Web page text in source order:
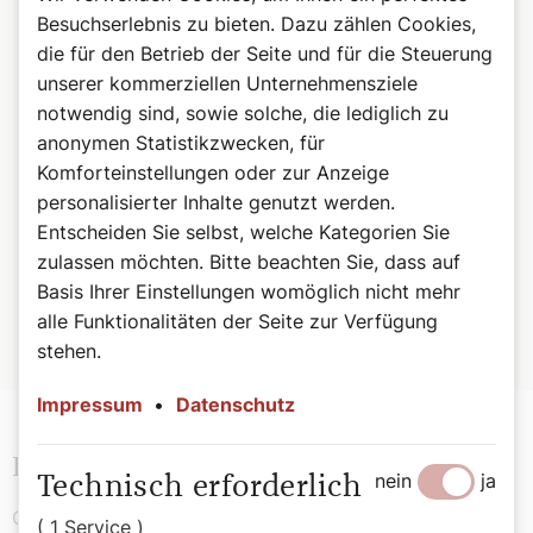
Weltweit gibt es neun Honigbienen - arten – sie bilden Völker
oder Staaten mit zu bis zu 50.000 Mitgliedern und leben
hauptsächlich in Bienenstöcken. Die rund 30.000
verschiedenen Wildbienenarten – allein in Österreich sind es
etwa 700 – hingegen sind zu einem großen Teil Einzelgänger.
Auch Hummeln werden etwa zu den Wildbienen gezählt.
Sowohl Honigbienen als auch Wildbienen sind für die
Bestäubung von Pflanzen enorm wichtig. Und: Beide Arten
sind gefährdet. Als einer der Hauptursachen dafür wird immer
wieder die Varroa-Milbe genannt – ein winzigkleiner Parasit,
der Bienen durch verschiedenste Arten schädigt. Aber auch
das verringerte Nahrungsangebot und der Mangel an
Nistplätzen ist für den Rückgang der Bienen verantwortlich.
Eine Biene ist kein Haustier
Ob so ein Bienenstock eigentlich arbeitsintensiv ist,
Besuchserlebnis zu bieten. Dazu zählen Cookies,
die für den Betrieb der Seite und für die Steuerung
unserer kommerziellen Unternehmensziele
notwendig sind, sowie solche, die lediglich zu
anonymen Statistikzwecken, für
Komforteinstellungen oder zur Anzeige
personalisierter Inhalte genutzt werden.
Entscheiden Sie selbst, welche Kategorien Sie
zulassen möchten. Bitte beachten Sie, dass auf
Basis Ihrer Einstellungen womöglich nicht mehr
alle Funktionalitäten der Seite zur Verfügung
stehen.
Impressum • Datenschutz
Technisch erforderlich
( 1 Service )
nein ja